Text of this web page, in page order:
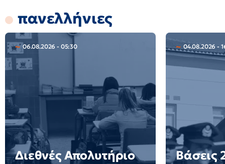
πανελλήνιες
06.08.2026 - 05:30
Διεθνές Απολυτήριο
04.08.2026 -
Βάσεις